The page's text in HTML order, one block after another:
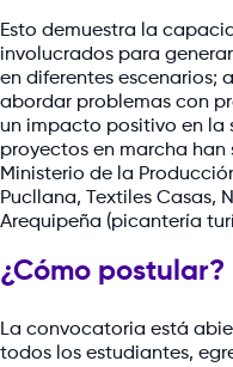
Esto demuestra la
involucrados para
en diferentes escenarios;
abordar problemas con
un impacto positivo en la
proyectos en marcha han
Ministerio de la
Pucllana, Textiles Casas,
Arequipeña (picantería
¿Cómo postular?
La convocatoria está
todos los estudiantes,